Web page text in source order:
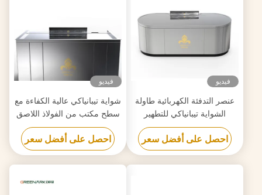
فيديو
عنصر التدفئة الكهربائية طاولة
الشواية تيبانياكي للتطهير
مخصصة لمتطلباتك
احصل على أفضل سعر
فيديو
شواية تيبانياكي عالية الكفاءة مع
سطح مكتب من الفولاذ اللاصق
الصف الغذائي 20 مم وتسخين
ذكي
احصل على أفضل سعر